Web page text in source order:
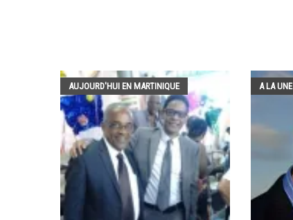
AUJOURD'HUI EN MARTINIQUE A LA UNE